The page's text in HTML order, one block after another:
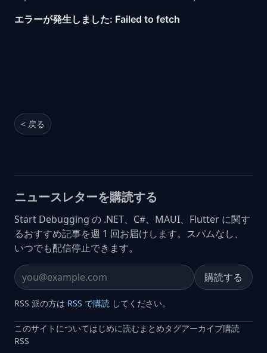
< 戻る
ニュースレターを購読する
Start Debugging の .NET、C#、MAUI、Flutter に関す
るおすすめ記事を週 1 回お届けします。スパムなし、
いつでも配信停止できます。
Email address 購読する
RSS 派の方は RSS で購読 してください。
このサイトについてはじめに読むまとめタグアーカイブ購読
RSS